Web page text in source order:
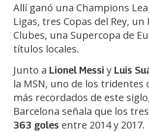
Allí ganó una Champions
Ligas, tres Copas del Rey,
Clubes, una Supercopa de
títulos locales.
Junto a Lionel Messi y Luis
la MSN, uno de los tridentes
más recordados de este
Barcelona señala que los
363 goles entre 2014 y 2017.